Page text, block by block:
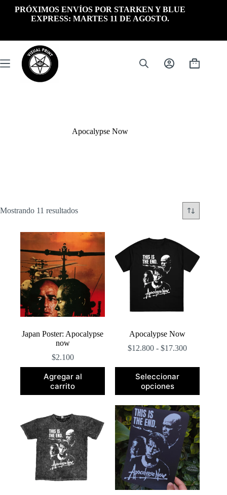
PRÓXIMOS ENVÍOS POR STARKEN Y BLUE
EXPRESS: MARTES 11 DE AGOSTO.
Carrito
Apocalypse Now
Mostrando 11 resultadosOrdenado
Japan Poster: Apocalypse
now
$2.100
Agregar al
carrito
Apocalypse Now
$12.800 - $17.300Rango
precios:
hasta
Seleccionar
opciones
producto
tiene
variantes.
Las
opciones
se
pueden
elegir
en
la
página
de